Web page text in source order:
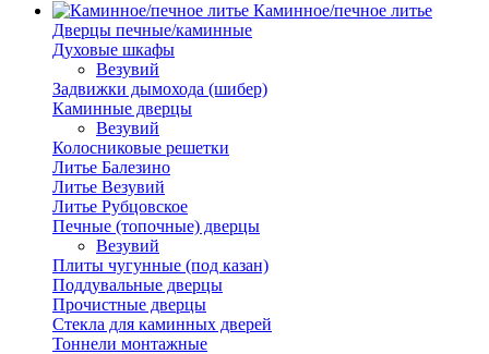
Каминное/печное литье
Дверцы печные/каминные
Духовые шкафы
Везувий
Задвижки дымохода (шибер)
Каминные дверцы
Везувий
Колосниковые решетки
Литье Балезино
Литье Везувий
Литье Рубцовское
Печные (топочные) дверцы
Везувий
Плиты чугунные (под казан)
Поддувальные дверцы
Прочистные дверцы
Стекла для каминных дверей
Тоннели монтажные